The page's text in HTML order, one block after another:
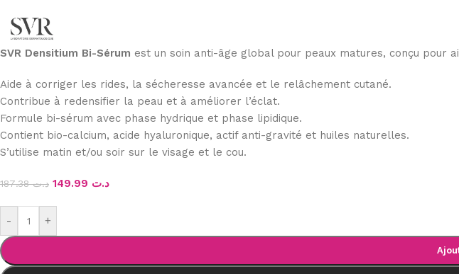
SVR Densitium Bi-Sérum est un soin anti-âge global pour peaux matures, conçu
Aide à corriger les rides, la sécheresse avancée et le relâchement cutané.
Contribue à redensifier la peau et à améliorer l’éclat.
Formule bi-sérum avec phase hydrique et phase lipidique.
Contient bio-calcium, acide hyaluronique, actif anti-gravité et huiles naturelles.
S’utilise matin et/ou soir sur le visage et le cou.
د.ت187.38 د.ت
- +